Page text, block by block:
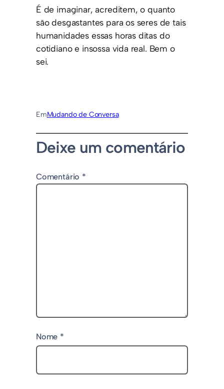
É de imaginar, acreditem, o quanto
são desgastantes para os seres de tais
humanidades essas horas ditas do
cotidiano e insossa vida real. Bem o
sei.
EmMudando de Conversa
Deixe um comentário
Comentário *
Nome *